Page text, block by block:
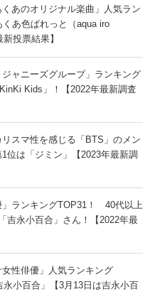
くあのオリジナル楽曲」人気ラン
あ色ぱれっと（aqua iro
投票結果】
ジャニーズグループ」ランキング
Kids」！【2022年最新調査
リスマ性を感じる「BTS」のメン
は「ジミン」【2023年最新調
」ランキングTOP31！ 40代以上
吉永小百合」さん！【2022年最
女性俳優」人気ランキング
小百合」【3月13日は吉永小百